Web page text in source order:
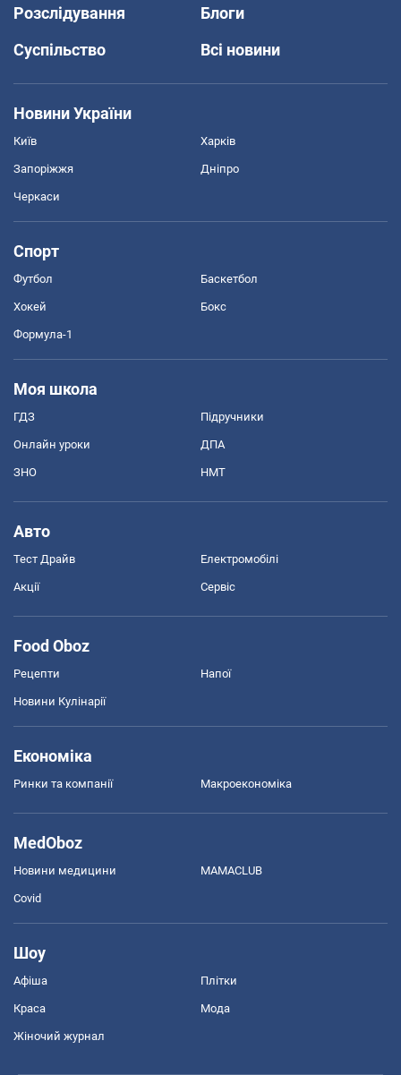
Розслідування
Блоги
Суспільство
Всі новини
Новини України
Київ Харків
Запоріжжя Дніпро
Черкаси
Спорт
Футбол Баскетбол
Хокей Бокс
Формула-1
Моя школа
ГДЗ Підручники
Онлайн уроки ДПА
ЗНО НМТ
Авто
Тест Драйв Електромобілі
Акції Сервіс
Food Oboz
Рецепти Напої
Новини Кулінарії
Економіка
Ринки та компанії Макроекономіка
MedOboz
Новини медицини MAMACLUB
Covid
Шоу
Афіша Плітки
Краса Мода
Жіночий журнал